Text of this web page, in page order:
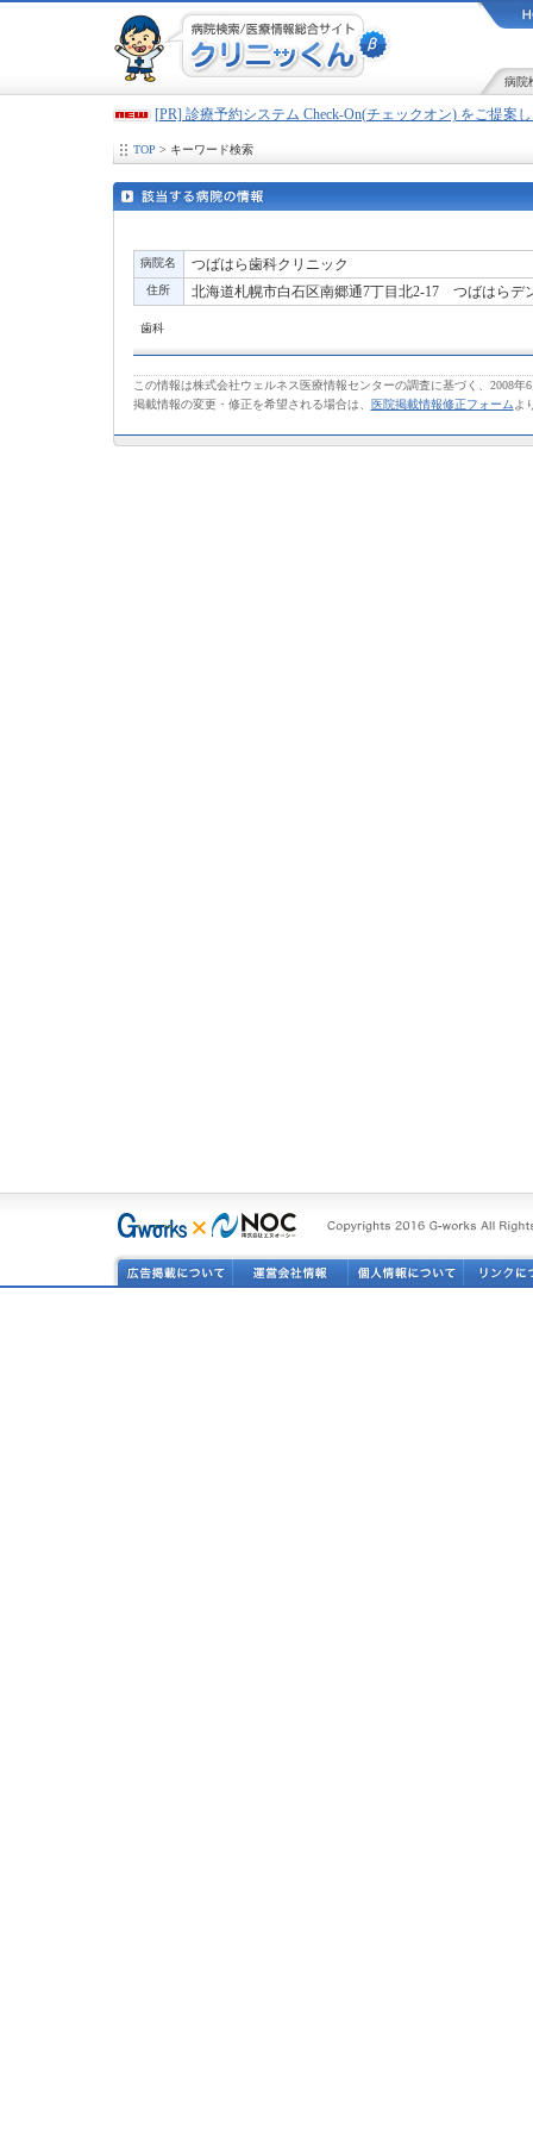
病院
[PR] 診療予約システム Check-On(チェックオン) をご提案
TOP > キーワード検索
病院名 つばはら歯科クリニック
住所 北海道札幌市白石区南郷通7丁目北2-17 つばはらデ
歯科
この情報は株式会社ウェルネス医療情報センターの調査に基づく、2008年
掲載情報の変更・修正を希望される場合は、
医院掲載情報修正フォーム よ